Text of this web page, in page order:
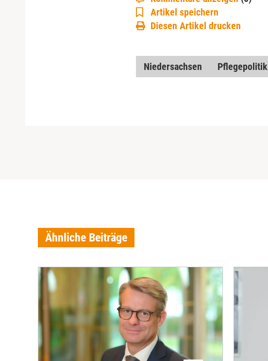
Artikel speichern
Diesen Artikel drucken
Niedersachsen Pflegepolitik
Ähnliche Beiträge